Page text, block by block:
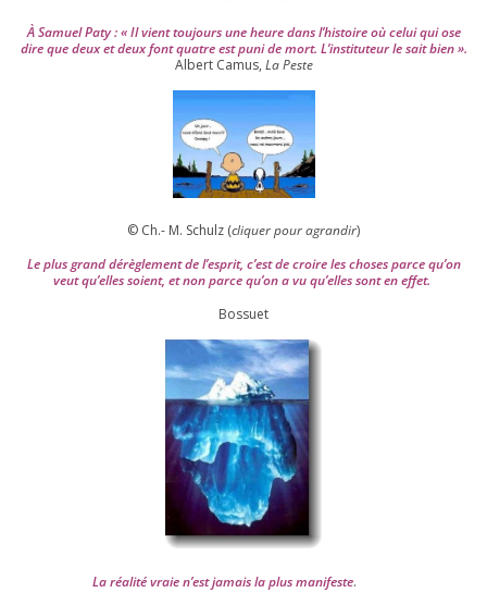
À Samuel Paty : « Il vient tou­jours une heure dans l’his­toire où celui qui ose
dire que deux et deux font quatre est puni de mort. L’instituteur le sait bien ».
Albert Camus, La Peste
© Ch.- M. Schulz (cli­quer pour agran­dir)
Le plus grand dérè­gle­ment de l’es­prit, c’est de croire les choses parce qu’on
veut qu’elles soient, et non parce qu’on a vu qu’elles sont en effet.
Bossuet
La réa­lité vraie n’est jamais la plus mani­feste.